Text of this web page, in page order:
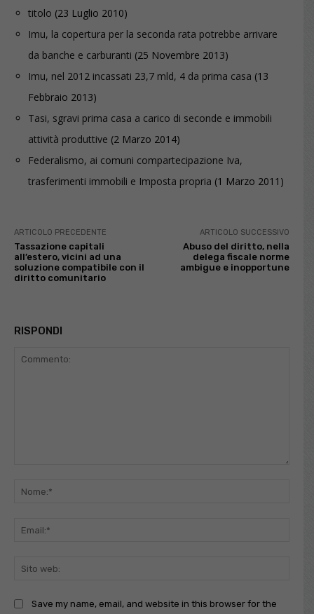
titolo (23 Luglio 2010)
Imu, la copertura per la seconda rata potrebbe arrivare
da banche e carburanti (25 Novembre 2013)
Imu, nel 2012 incassati 23,7 mld, 4 da prima casa (13
Febbraio 2013)
Tasi, sgravi prima casa a carico di seconde e immobili
attività produttive (2 Marzo 2014)
Federalismo, ai comuni compartecipazione Iva,
trasferimenti immobili e Imposta propria (1 Marzo 2011)
ARTICOLO PRECEDENTE
Tassazione capitali
all’estero, vicini ad una
soluzione compatibile con il
diritto comunitario
ARTICOLO SUCCESSIVO
Abuso del diritto, nella
delega fiscale norme
ambigue e inopportune
RISPONDI
Save my name, email, and website in this browser for the